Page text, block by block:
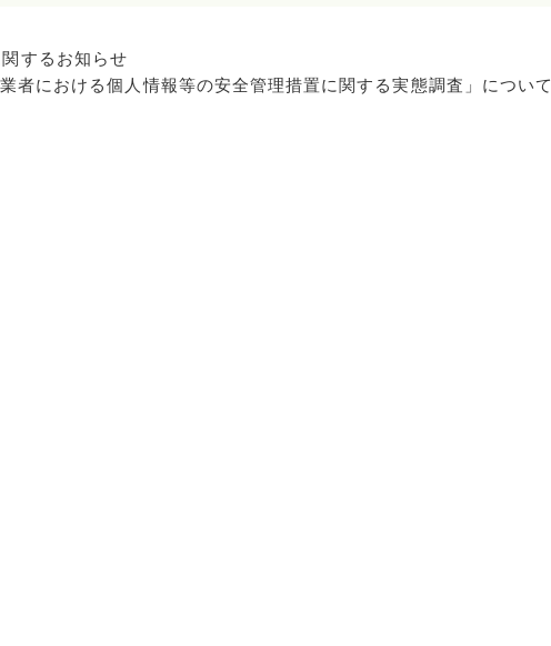
するお知らせ
業者における個人情報等の安全管理措置に関する実態調査」について